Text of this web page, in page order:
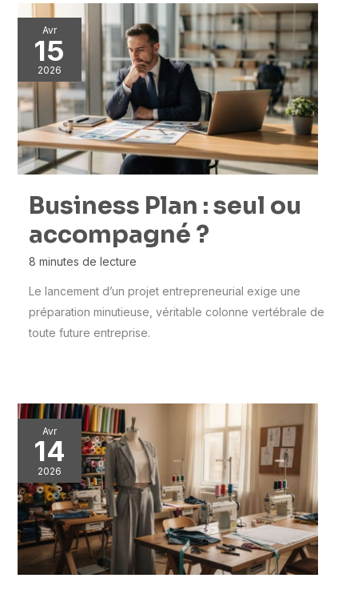
Avr
15
2026
Business Plan : seul ou
accompagné ?
8 minutes de lecture
Le lancement d’un projet entrepreneurial exige une
préparation minutieuse, véritable colonne vertébrale de
toute future entreprise.
Avr
14
2026